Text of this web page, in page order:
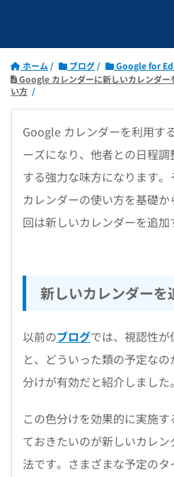
ホーム ブログ
Google for
Google カレンダーに新しいカレンダ
い方
Google カレンダーを利用す
ーズになり、他者との日程
する強力な味方になります
カレンダーの使い方を基礎
回は新しいカレンダーを追加
新しいカレンダーを
以前のブログでは、視認性
と、どういった類の予定な
分けが有効だと紹介しました。
この色分けを効果的に実施
ておきたいのが新しいカレ
法です。さまざまな予定の